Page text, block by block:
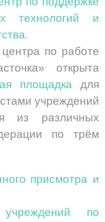
технологий и
по работе
открыта
площадка для
учреждений
из различных
по трём
присмотра и
учреждений по